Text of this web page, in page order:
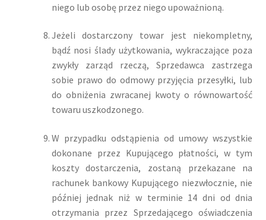
niego lub osobę przez niego upoważnioną.
Jeżeli dostarczony towar jest niekompletny,
bądź nosi ślady użytkowania, wykraczające poza
zwykły zarząd rzeczą, Sprzedawca zastrzega
sobie prawo do odmowy przyjęcia przesyłki, lub
do obniżenia zwracanej kwoty o równowartość
towaru uszkodzonego.
W przypadku odstąpienia od umowy wszystkie
dokonane przez Kupującego płatności, w tym
koszty dostarczenia, zostaną przekazane na
rachunek bankowy Kupującego niezwłocznie, nie
później jednak niż w terminie 14 dni od dnia
otrzymania przez Sprzedającego oświadczenia